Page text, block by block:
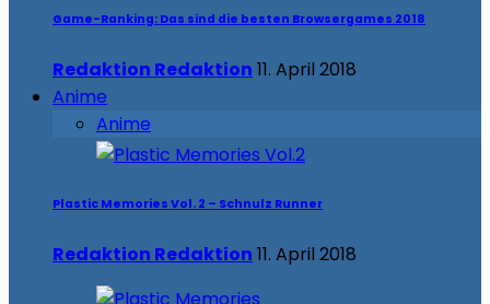
Game-Ranking: Das sind die besten Browsergames 2018
Redaktion Redaktion 11. April 2018
Anime
Anime
Plastic Memories Vol. 2 – Schnulz Runner
Redaktion Redaktion 11. April 2018